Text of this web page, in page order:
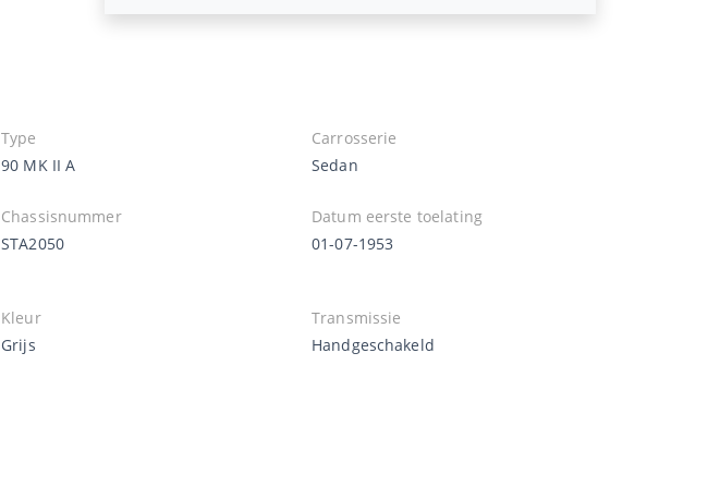
Type
90 MK II A
Carrosserie
Sedan
Chassisnummer
STA2050
Datum eerste toelating
01-07-1953
Kleur
Grijs
Transmissie
Handgeschakeld